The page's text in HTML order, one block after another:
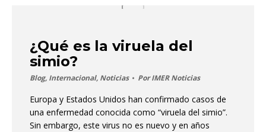
¿Qué es la viruela del
simio?
Blog, Internacional, Noticias PorIMER Noticias
Europa y Estados Unidos han confirmado casos de
una enfermedad conocida como “viruela del simio”.
Sin embargo, este virus no es nuevo y en años